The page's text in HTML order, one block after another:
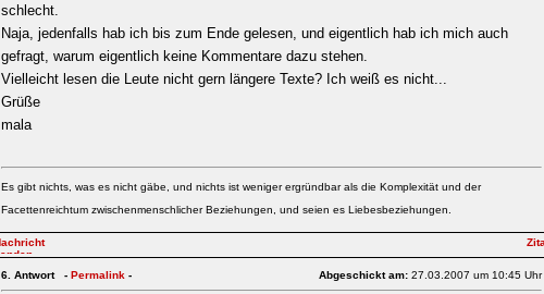
schlecht.
Naja, jedenfalls hab ich bis zum Ende gelesen, und eigentlich hab ich mich auch
gefragt, warum eigentlich keine Kommentare dazu stehen.
Vielleicht lesen die Leute nicht gern längere Texte? Ich weiß es nicht...
Grüße
mala
Es gibt nichts, was es nicht gäbe, und nichts ist weniger ergründbar als die Komplexität und der
Facettenreichtum zwischenmenschlicher Beziehungen, und seien es Liebesbeziehungen.
6. Antwort - Permalink - Abgeschickt am: 27.03.2007 um 10:45 Uhr